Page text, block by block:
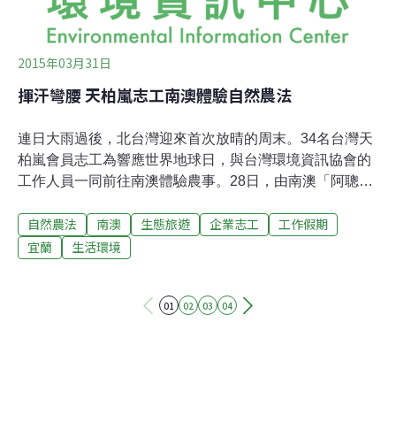
家喻戶曉的原住民故事。昭和十二年（1
2015年03月31日
揮汗彎腰 天柏嵐志工南澳體驗自然農法
連日大雨過後，北台灣迎來首次放晴的周末。34名台灣天
柏嵐會員志工為響應世界地球日，與台灣環境資訊協會的
工作人員一同前往南澳體驗農事。28日，由南澳「阿聰自
領志工，一起採收了約70根甘蔗，完成1.5分地的一期稻作
插秧。美麗土地 用自然農法呵護南澳位於宜蘭縣最南端，
界地球日的永續概念，「阿聰自然田」及「好糧農田」皆
自然農法 南澳 生態旅遊 企業志工
工作假期
宜蘭
生活環境
01 02 03 04